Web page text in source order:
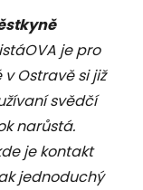
je pro
Ostravě si již
svědčí
narůstá.
je kontakt
jednoduchý